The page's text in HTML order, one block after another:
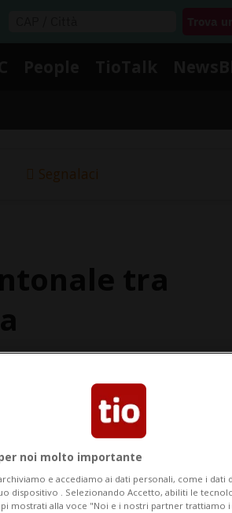
Segnalaci
noi molto importante
e accediamo ai dati personali, come i dati
dispositivo . Selezionando Accetto, abiliti le
mostrati alla voce "Noi e i nostri partner trattiamo